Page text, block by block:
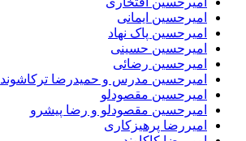
امیرحسین ایمانی
امیرحسین پاک نهاد
امیرحسین حسینی
امیرحسین رضائی
امیرحسین مدرس و حمیدرضا ترکاشوند
امیرحسین مقصودلو
امیرحسین مقصودلو و رضا پیشرو
امیررضا پرهیزکاری